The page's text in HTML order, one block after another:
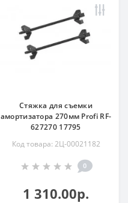
Стяжка для съемки
амортизатора 270мм Profi RF-
627270 17795
Код товара: 2Ц-00021182
0
1 310.00р.